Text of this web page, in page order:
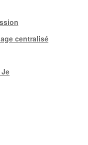
centralisé
Je